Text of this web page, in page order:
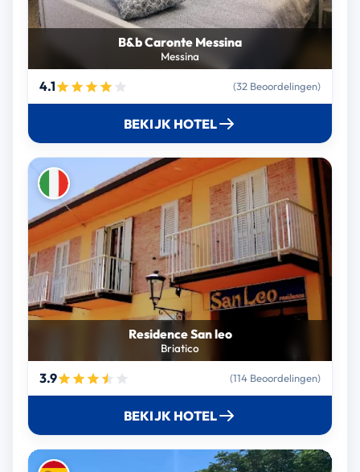
B&b Caronte Messina
Messina
4.1 (32 Beoordelingen)
BEKIJK HOTEL
Residence San leo
Briatico
3.9 (114 Beoordelingen)
BEKIJK HOTEL